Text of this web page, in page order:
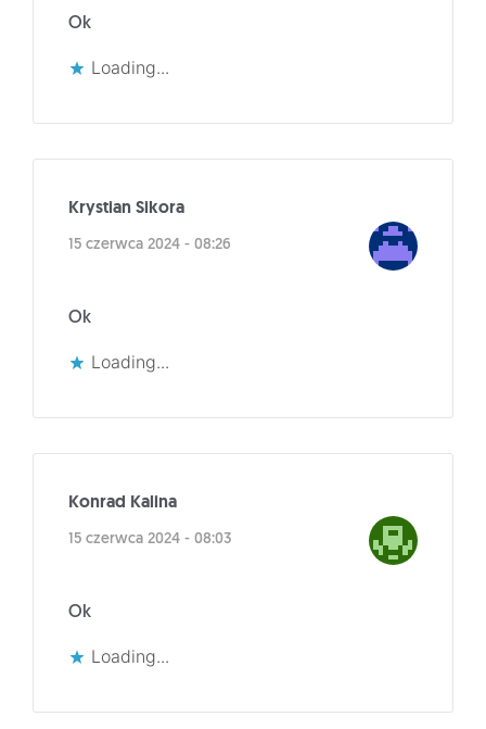
Ok
Loading...
Krystian Sikora
15 czerwca 2024 - 08:26
Ok
Loading...
Konrad Kalina
15 czerwca 2024 - 08:03
Ok
Loading...